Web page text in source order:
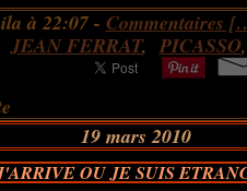
à 22:07 - Commentaires [
JEAN FERRAT, PICASSO,
19 mars 2010
OU JE SUIS